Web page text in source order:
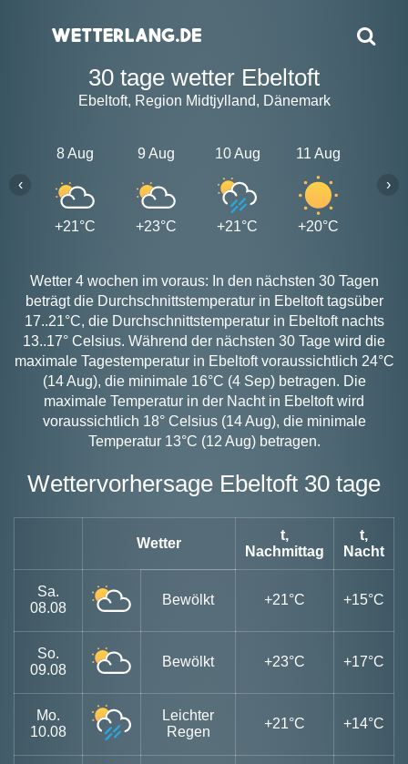
30 tage wetter Ebeltoft
Ebeltoft, Region Midtjylland, Dänemark
8 Aug
+21°C
9 Aug
+23°C
10 Aug
+21°C
11 Aug
+20°C
‹ ›
Wetter 4 wochen im voraus: In den nächsten 30 Tagen
beträgt die Durchschnittstemperatur in Ebeltoft tagsüber
17..21°C, die Durchschnittstemperatur in Ebeltoft nachts
13..17° Celsius. Während der nächsten 30 Tage wird die
maximale Tagestemperatur in Ebeltoft voraussichtlich 24°C
(14 Aug), die minimale 16°C (4 Sep) betragen. Die
maximale Temperatur in der Nacht in Ebeltoft wird
voraussichtlich 18° Celsius (14 Aug), die minimale
Temperatur 13°C (12 Aug) betragen.
Wettervorhersage Ebeltoft 30 tage
Wetter
t,
Nachmittag
t,
Nacht
Sa.
08.08
Bewölkt +21°C +15°C
So.
09.08
Bewölkt +23°C +17°C
Mo.
10.08
Leichter
Regen
+21°C +14°C